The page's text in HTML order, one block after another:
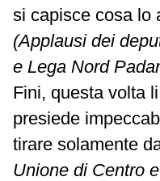
si capisce cosa lo
(Applausi dei
e Lega Nord
Fini, questa volta
presiede
tirare solamente
Unione di Centro